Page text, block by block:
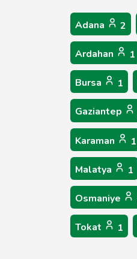
Adana 2
Ardahan 1
Bursa 1
Gaziantep
Karaman 1
Malatya 1
Osmaniye
Tokat 1